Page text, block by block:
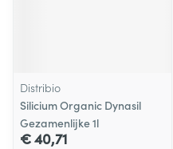
Distribio
Silicium Organic Dynasil
Gezamenlijke 1l
€ 40,71